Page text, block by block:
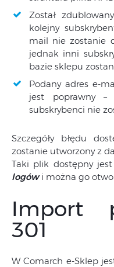
Został
kolejny
mail nie zostanie
jednak inni
bazie sklepu
Podany adres e-
jest poprawny –
subskrybenci nie
Szczegóły błędu
zostanie utworzony z
Taki plik dostępny
logówi można go
Import
301
W Comarch e-Sklep